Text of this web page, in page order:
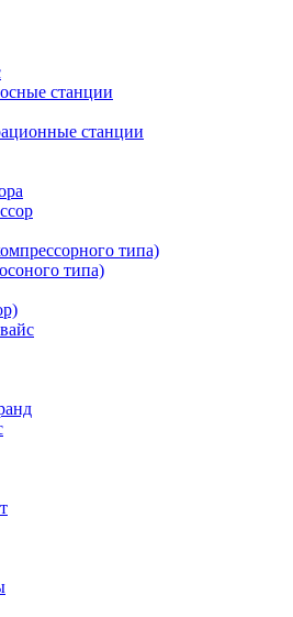
станции
станции
типа)
типа)